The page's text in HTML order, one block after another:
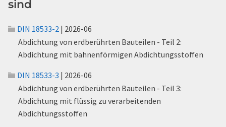
sind
DIN 18533-2 | 2026-06
Abdichtung von erdberührten Bauteilen - Teil 2:
Abdichtung mit bahnenförmigen Abdichtungsstoffen
DIN 18533-3 | 2026-06
Abdichtung von erdberührten Bauteilen - Teil 3:
Abdichtung mit flüssig zu verarbeitenden
Abdichtungsstoffen